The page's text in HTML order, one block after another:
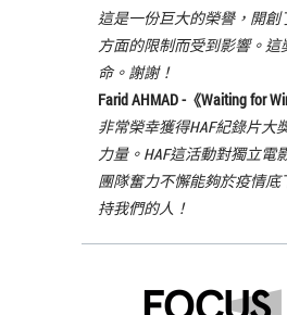
這是一份巨大的榮譽，開
方面的限制而受到影響。
命。謝謝！
Farid AHMAD -《Waiting for
非常榮幸獲得HAF紀錄片大
力量。HAF這活動對獨立電
團隊奮力不懈能夠於疫情
持我們的人！